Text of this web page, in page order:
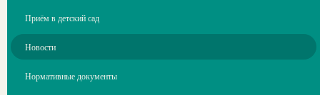
Приём в детский сад
Новости
Нормативные документы